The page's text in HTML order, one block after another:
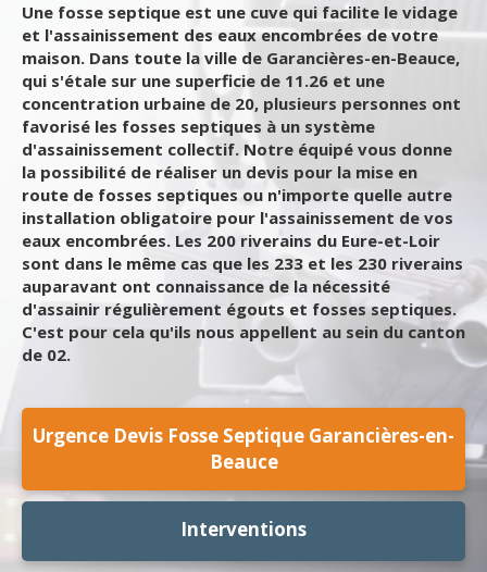
Une fosse septique est une cuve qui facilite le vidage
et l'assainissement des eaux encombrées de votre
maison. Dans toute la ville de Garancières-en-Beauce,
qui s'étale sur une superficie de 11.26 et une
concentration urbaine de 20, plusieurs personnes ont
favorisé les fosses septiques à un système
d'assainissement collectif. Notre équipé vous donne
la possibilité de réaliser un devis pour la mise en
route de fosses septiques ou n'importe quelle autre
installation obligatoire pour l'assainissement de vos
eaux encombrées. Les 200 riverains du Eure-et-Loir
sont dans le même cas que les 233 et les 230 riverains
auparavant ont connaissance de la nécessité
d'assainir régulièrement égouts et fosses septiques.
C'est pour cela qu'ils nous appellent au sein du canton
de 02.
Urgence Devis Fosse Septique Garancières-en-
Beauce
Interventions